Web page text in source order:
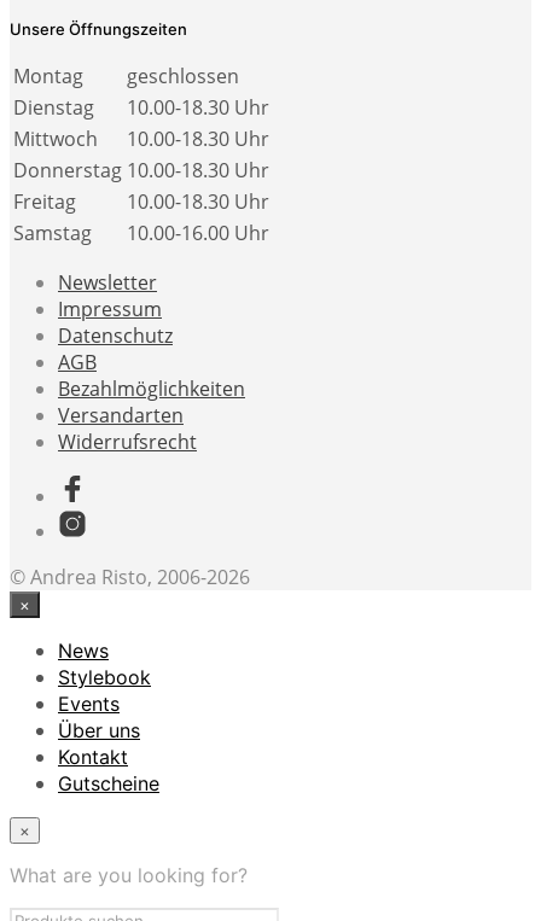
Unsere Öffnungszeiten
Montag
geschlossen
Dienstag
10.00-18.30 Uhr
Mittwoch
10.00-18.30 Uhr
Donnerstag 10.00-18.30 Uhr
Freitag
10.00-18.30 Uhr
Samstag
10.00-16.00 Uhr
Newsletter
Impressum
Datenschutz
AGB
Bezahlmöglichkeiten
Versandarten
Widerrufsrecht
© Andrea Risto, 2006-2026
×
News
Stylebook
Events
Über uns
Kontakt
Gutscheine
×
What are you looking for?